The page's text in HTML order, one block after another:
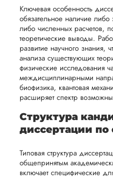
вам
в своей
работе и
помочь
вам
успешно
процесс
защиты
работы.
процесс
возврата
способом,
удобным
для вас,
в
разумные
сроки
после
утверждения
на
возврат.
все
аспекты
работы.
Ключевая особенность
обязательное наличие либо
либо численных расчетов,
теоретические выводы.
развитие научного знания,
анализа существующих
физические исследования
междисциплинарными
биофизика, квантовая
расширяет спектр
Структура
диссертации
Типовая структура
общепринятым
включает специфические